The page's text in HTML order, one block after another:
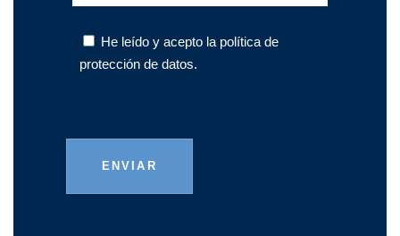
He leído y acepto la política de
protección de datos.